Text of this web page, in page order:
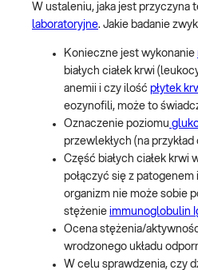
W ustaleniu, jaka jest przyczyna
laboratoryjne. Jakie badanie
Konieczne jest wykonanie
białych ciałek krwi
anemii i czy ilość płytek
eozynofili, może to
Oznaczenie poziomu
przewlekłych (na
Część białych ciałek krwi
połączyć się z patogenem
organizm nie może sobie
stężenie immunoglobulin
Ocena stężenia/
wrodzonego układu
W celu sprawdzenia, czy